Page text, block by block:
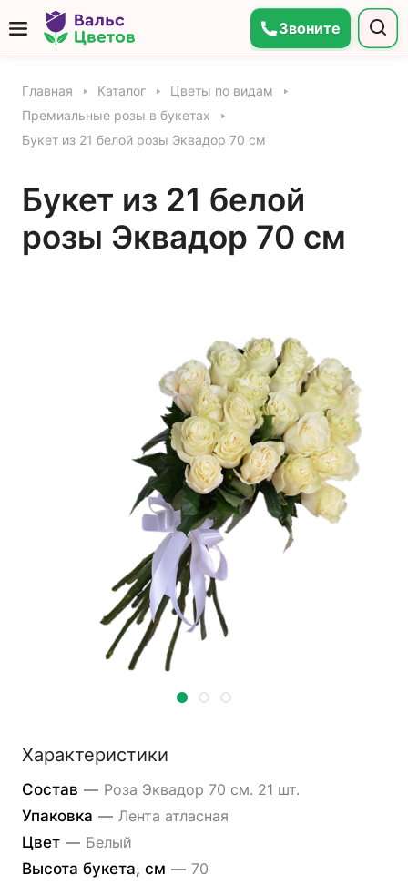
Звоните
Главная Каталог
Цветы по видам
Премиальные розы в букетах
Букет из 21 белой розы Эквадор 70 см
Букет из 21 белой
розы Эквадор 70 см
Характеристики
Состав — Роза Эквадор 70 см. 21 шт.
Упаковка — Лента атласная
Цвет — Белый
Высота букета, см — 70